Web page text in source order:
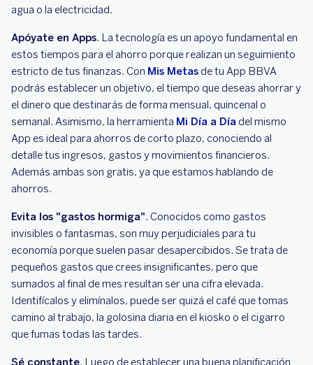
agua o la electricidad.
Apóyate en Apps. La tecnología es un apoyo fundamental en
estos tiempos para el ahorro porque realizan un seguimiento
estricto de tus finanzas. Con Mis Metas de tu App BBVA
podrás establecer un objetivo, el tiempo que deseas ahorrar y
el dinero que destinarás de forma mensual, quincenal o
semanal. Asimismo, la herramienta Mi Día a Día del mismo
App es ideal para ahorros de corto plazo, conociendo al
detalle tus ingresos, gastos y movimientos financieros.
Además ambas son gratis, ya que estamos hablando de
ahorros.
Evita los "gastos hormiga". Conocidos como gastos
invisibles o fantasmas, son muy perjudiciales para tu
economía porque suelen pasar desapercibidos. Se trata de
pequeños gastos que crees insignificantes, pero que
sumados al final de mes resultan ser una cifra elevada.
Identifícalos y elimínalos, puede ser quizá el café que tomas
camino al trabajo, la golosina diaria en el kiosko o el cigarro
que fumas todas las tardes.
Sé constante. Luego de establecer una buena planificación